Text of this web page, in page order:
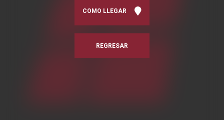
COMO LLEGAR
REGRESAR